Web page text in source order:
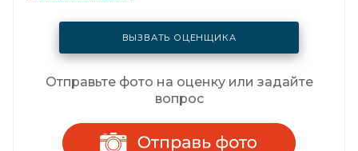
ВЫЗВАТЬ ОЦЕНЩИКА
Отправьте фото на оценку или задайте
вопрос